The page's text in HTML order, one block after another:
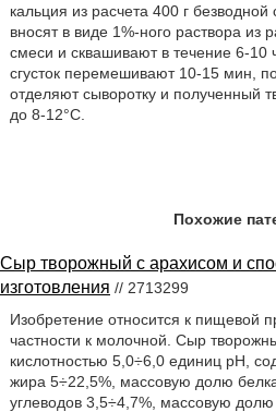
кальция из расчета 400 г
вносят в виде 1%-ного раствора из
смеси и сквашивают в течение 6-10
сгусток перемешивают 10-15 мин,
отделяют сыворотку и полученный
до 8-12°С.
Похожие
Сыр творожный с арахисом и
изготовления // 2713299
Изобретение относится к пищевой
частности к молочной. Сыр
кислотностью 5,0÷6,0 единиц pH,
жира 5÷22,5%, массовую долю
углеводов 3,5÷4,7%, массовую